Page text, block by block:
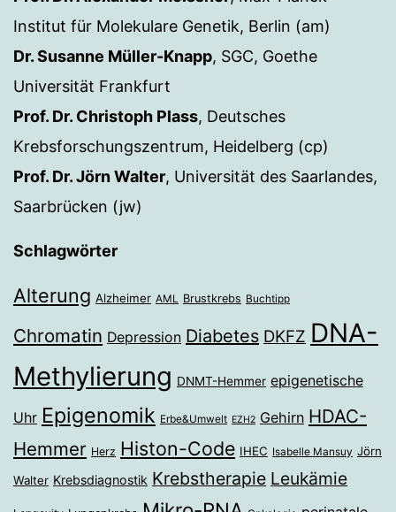
Institut für Molekulare Genetik, Berlin (am)
Dr. Susanne Müller-Knapp, SGC, Goethe
Universität Frankfurt
Prof. Dr. Christoph Plass, Deutsches
Krebsforschungszentrum, Heidelberg (cp)
Prof. Dr. Jörn Walter, Universität des Saarlandes,
Saarbrücken (jw)
Schlagwörter
Alterung Alzheimer AML Brustkrebs Buchtipp
Chromatin Depression Diabetes DKFZ DNA-
Methylierung DNMT-Hemmer epigenetische
Uhr Epigenomik Erbe&Umwelt EZH2 Gehirn HDAC-
Hemmer Herz Histon-Code IHEC Isabelle Mansuy Jörn
Walter Krebsdiagnostik Krebstherapie Leukämie